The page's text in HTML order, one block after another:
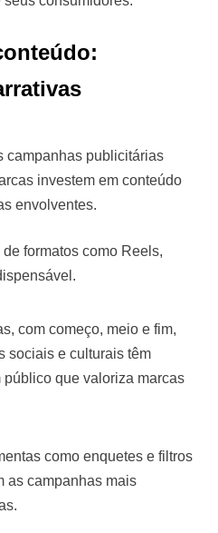
campanhas publicitárias
investem em conteúdo
envolventes.
de formatos como Reels,
com começo, meio e fim,
sociais e culturais têm
que valoriza marcas
como enquetes e filtros
as campanhas mais